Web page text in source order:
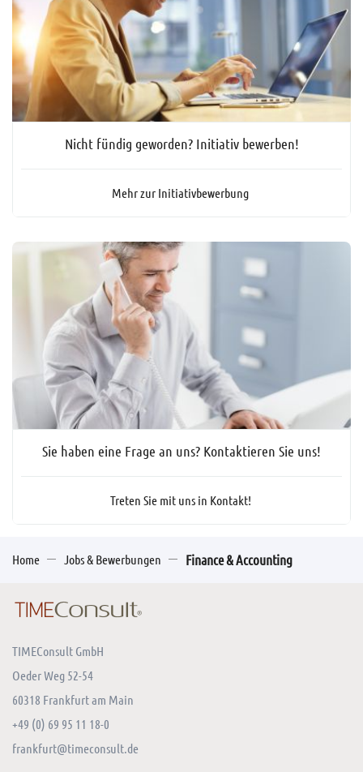
Nicht fündig geworden? Initiativ bewerben!
Mehr zur Initiativbewerbung
Sie haben eine Frage an uns? Kontaktieren Sie uns!
Treten Sie mit uns in Kontakt!
Home Jobs & Bewerbungen Finance & Accounting
TIMEConsult GmbH
Oeder Weg 52-54
60318 Frankfurt am Main
+49 (0) 69 95 11 18-0
frankfurt@timeconsult.de